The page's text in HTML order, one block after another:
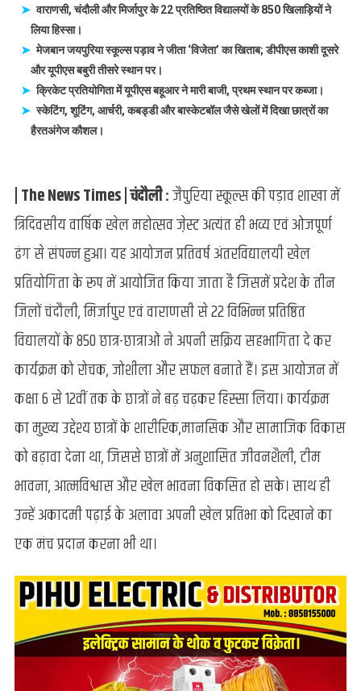
खिलाड़ियों
दिखाया
दम:
जयपुरिया
स्कूल्स
खेल
महोत्सव
का
समापन
वाराणसी, चंदौली और मिर्जापुर के 22 प्रतिष्ठित विद्यालयों के 850 खिलाड़ियों ने
लिया हिस्सा।
मेजबान जयपुरिया स्कूल्स पड़ाव ने जीता ‘विजेता’ का खिताब; डीपीएस काशी दूसरे
और यूपीएस बबुरी तीसरे स्थान पर।
क्रिकेट प्रतियोगिता में यूपीएस बहूआर ने मारी बाजी, प्रथम स्थान पर कब्जा।
स्केटिंग, शूटिंग, आर्चरी, कबड्डी और बास्केटबॉल जैसे खेलों में दिखा छात्रों का
हैरतअंगेज कौशल।
| The News Times | चंदौली :जैपुरिया स्कूल्स की पड़ाव शाखा में
त्रिदिवसीय वार्षिक खेल महोत्सव जे़स्ट अत्यंत ही भव्य एवं ओजपूर्ण
ढंग से संपन्न हुआ। यह आयोजन प्रतिवर्ष अंतरविद्यालयी खेल
प्रतियोगिता के रूप में आयोजित किया जाता है जिसमें प्रदेश के तीन
जिलों चंदौली, मिर्जापुर एवं वाराणसी से 22 विभिन्न प्रतिष्ठित
विद्यालयों के 850 छात्र-छात्राओं ने अपनी सक्रिय सहभागिता दे कर
कार्यक्रम को रोचक, जोशीला और सफल बनाते हैं। इस आयोजन में
कक्षा 6 से 12वीं तक के छात्रों ने बढ़ चढ़कर हिस्सा लिया। कार्यक्रम
का मुख्य उद्देश्य छात्रों के शारीरिक,मानसिक और सामाजिक विकास
को बढ़ावा देना था, जिससे छात्रों में अनुशासित जीवनशैली, टीम
भावना, आत्मविश्वास और खेल भावना विकसित हो सके। साथ ही
उन्हें अकादमी पढ़ाई के अलावा अपनी खेल प्रतिभा को दिखाने का
एक मंच प्रदान करना भी था।